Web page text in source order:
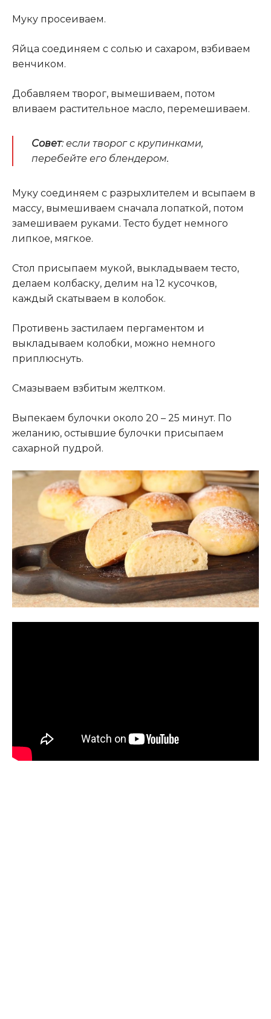
Муку просеиваем.
Яйца соединяем с солью и сахаром, взбиваем
венчиком.
Добавляем творог, вымешиваем, потом
вливаем растительное масло, перемешиваем.
Совет: если творог с крупинками,
перебейте его блендером.
Муку соединяем с разрыхлителем и всыпаем в
массу, вымешиваем сначала лопаткой, потом
замешиваем руками. Тесто будет немного
липкое, мягкое.
Стол присыпаем мукой, выкладываем тесто,
делаем колбаску, делим на 12 кусочков,
каждый скатываем в колобок.
Противень застилаем пергаментом и
выкладываем колобки, можно немного
приплюснуть.
Смазываем взбитым желтком.
Выпекаем булочки около 20 – 25 минут. По
желанию, остывшие булочки присыпаем
сахарной пудрой.